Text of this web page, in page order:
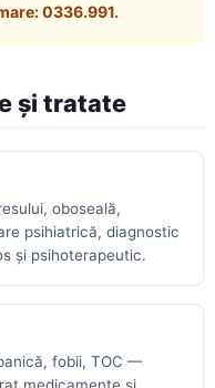
0336.991.
și tratate
oboseală,
psihiatrică, diagnostic
și psihoterapeutic.
fobii, TOC —
medicamente și